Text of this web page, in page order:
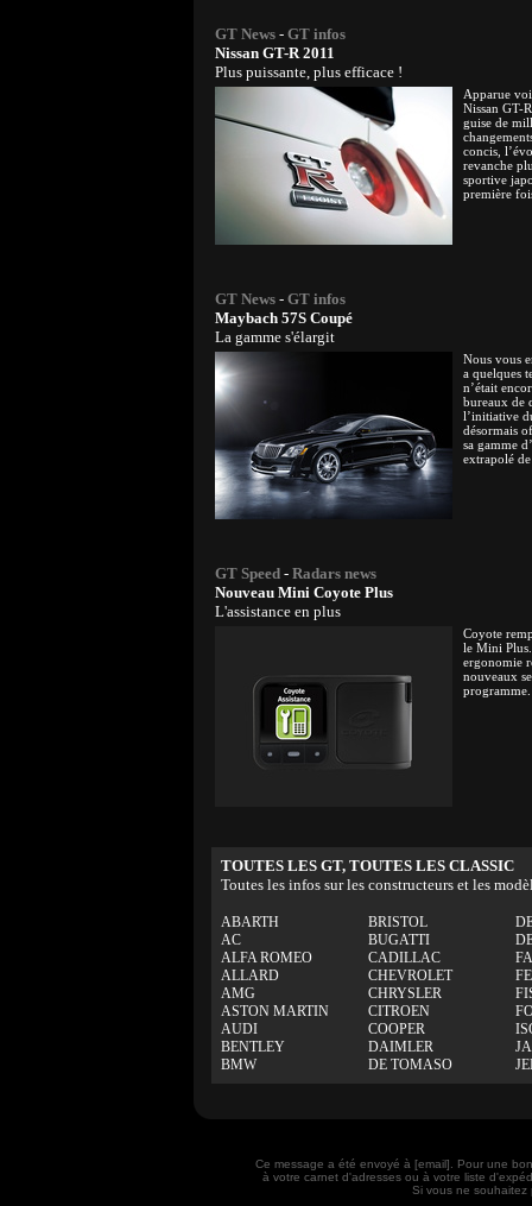
GT News - GT infos
Nissan GT-R 2011
Plus puissante, plus efficace !
Apparue
Nissan GT-
guise de
concis,
revanche
sportive
première
GT News - GT infos
Maybach 57S Coupé
La gamme s'élargit
Nous vous
a quelques
n’était
bureaux de
l’initiative
désormais
sa gamme
extrapolé
GT Speed - Radars news
Nouveau Mini Coyote Plus
L'assistance en plus
Coyote
le Mini
ergonomie
nouveaux
programme.
TOUTES LES GT, TOUTES LES CLASSIC
Toutes les infos sur les constructeurs et les
ABARTH
AC
ALFA ROMEO
ALLARD
AMG
ASTON MARTIN
AUDI
BENTLEY
BMW
BRISTOL
BUGATTI
CADILLAC
CHEVROLET
CHRYSLER
CITROEN
COOPER
DAIMLER
DE TOMASO
Ce message a été envoyé à [email]. Pour une
à votre carnet d'adresses ou à votre liste
Si vous ne souhaitez